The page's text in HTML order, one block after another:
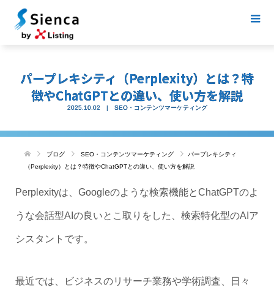
パープレキシティ（Perplexity）とは？特
徴やChatGPTとの違い、使い方を解説
2025.10.02 SEO・コンテンツマーケティング
ブログ SEO・コンテンツマーケティング
パープレキシティ
（Perplexity）とは？特徴やChatGPTとの違い、使い方を解説
Perplexityは、Googleのような検索機能とChatGPTのよ
うな会話型AIの良いとこ取りをした、検索特化型のAIア
シスタントです。
最近では、ビジネスのリサーチ業務や学術調査、日々